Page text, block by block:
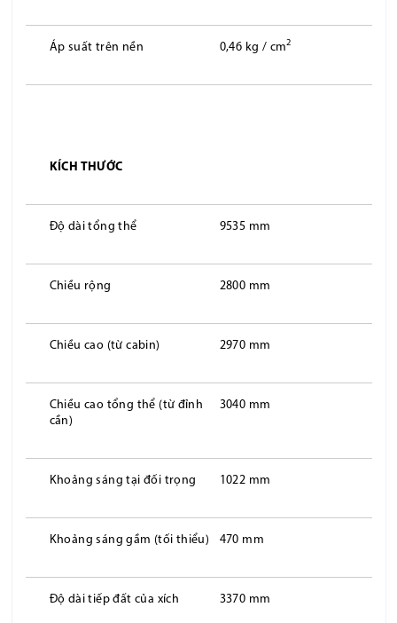
Áp suất trên nền 0,46 kg / cm2
KÍCH THƯỚC
Độ dài tổng thể 9535 mm
Chiều rộng 2800 mm
Chiều cao (từ cabin) 2970 mm
Chiều cao tổng thể (từ đỉnh
cần)
3040 mm
Khoảng sáng tại đối trọng 1022 mm
Khoảng sáng gầm (tối thiểu) 470 mm
Độ dài tiếp đất của xích 3370 mm